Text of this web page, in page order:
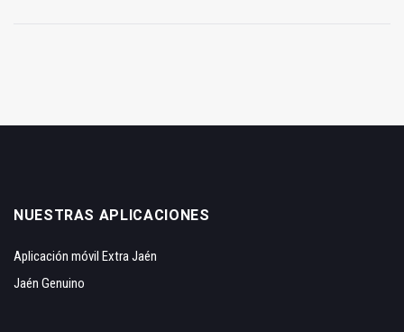
NUESTRAS APLICACIONES
Aplicación móvil Extra Jaén
Jaén Genuino